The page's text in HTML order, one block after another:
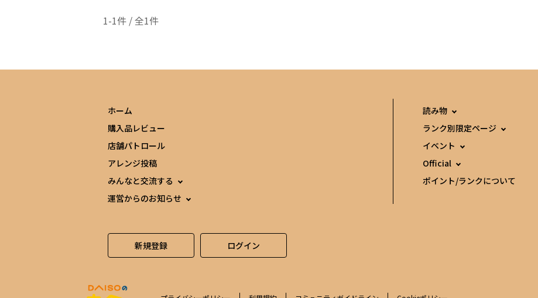
1-1件 / 全1件
ホーム
購入品レビュー
店舗パトロール
アレンジ投稿
みんなと交流する
運営からのお知らせ
読み物
ランク別限定ページ
イベント
Official
ポイント/ランクについて
新規登録 ログイン